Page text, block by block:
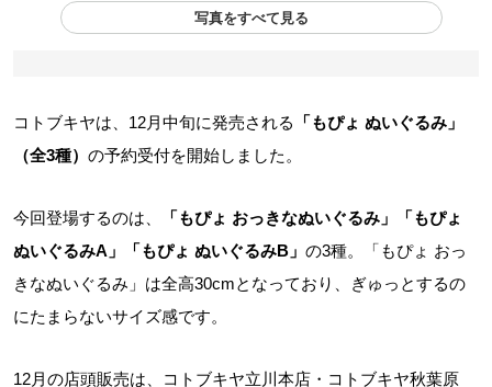
写真をすべて見る
コトブキヤは、12月中旬に発売される
「もぴょ ぬいぐるみ」
（全3種） の予約受付を開始しました。
今回登場するのは、
「もぴょ おっきなぬいぐるみ」「もぴょ
ぬいぐるみA」「もぴょ ぬいぐるみB」 の3種。「もぴょ おっ
きなぬいぐるみ」は全高30cmとなっており、ぎゅっとするの
にたまらないサイズ感です。
12月の店頭販売は、コトブキヤ立川本店・コトブキヤ秋葉原